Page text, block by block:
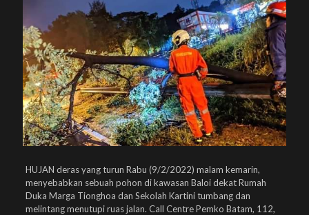
HUJAN deras yang turun Rabu (9/2/2022) malam kemarin,
menyebabkan sebuah pohon di kawasan Baloi dekat Rumah
Duka Marga Tionghoa dan Sekolah Kartini tumbang dan
melintang menutupi ruas jalan. Call Centre Pemko Batam, 112,